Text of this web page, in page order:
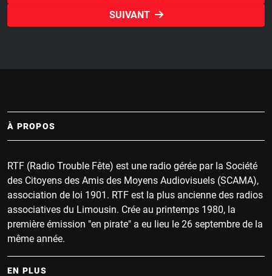
SUIVANT
À PROPOS
RTF (Radio Trouble Fête) est une radio gérée par la Société
des Citoyens des Amis des Moyens Audiovisuels (SCAMA),
association de loi 1901. RTF est la plus ancienne des radios
associatives du Limousin. Crée au printemps 1980, la
première émission "en pirate" a eu lieu le 26 septembre de la
même année.
EN PLUS